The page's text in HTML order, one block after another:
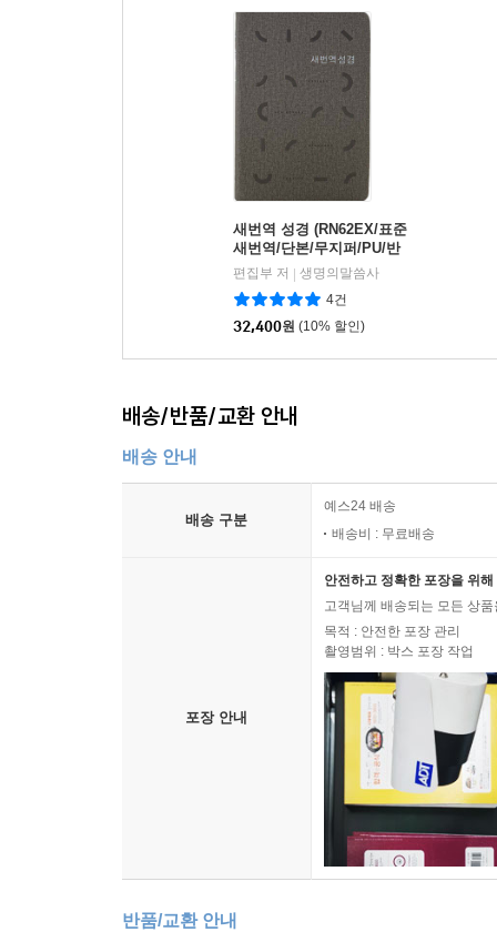
새번역 성경 (RN62EX/표준
새번역/단본/무지퍼/PU/반
달 색인/주석 없음/그레이)
편집부 저
생명의말씀사
4건
32,400원 (10% 할인)
배송/반품/교환 안내
배송 안내
배송 구분
예스24 배송
배송비 : 무료배송
포장 안내
안전하고 정확한 포장을 위
고객님께 배송되는 모든 상
목적 : 안전한 포장 관리
촬영범위 : 박스 포장 작업
반품/교환 안내